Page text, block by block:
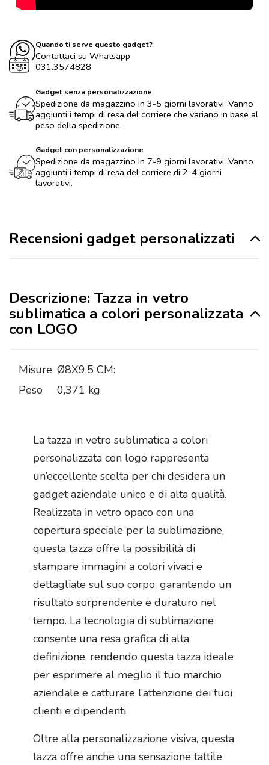
Quando ti serve questo gadget?
Contattaci su Whatsapp
031.3574828
Gadget senza personalizzazione
Spedizione da magazzino in 3-5 giorni lavorativi. Vanno
aggiunti i tempi di resa del corriere che variano in base al
peso della spedizione.
Gadget con personalizzazione
Spedizione da magazzino in 7-9 giorni lavorativi. Vanno
aggiunti i tempi di resa del corriere di 2-4 giorni
lavorativi.
Recensioni gadget personalizzati
Descrizione: Tazza in vetro
sublimatica a colori personalizzata
con LOGO
Misure Ø8X9,5 CM:
Peso
0,371 kg
La tazza in vetro sublimatica a colori
personalizzata con logo rappresenta
un’eccellente scelta per chi desidera un
gadget aziendale unico e di alta qualità.
Realizzata in vetro opaco con una
copertura speciale per la sublimazione,
questa tazza offre la possibilità di
stampare immagini a colori vivaci e
dettagliate sul suo corpo, garantendo un
risultato sorprendente e duraturo nel
tempo. La tecnologia di sublimazione
consente una resa grafica di alta
definizione, rendendo questa tazza ideale
per esprimere al meglio il tuo marchio
aziendale e catturare l’attenzione dei tuoi
clienti e dipendenti.
Oltre alla personalizzazione visiva, questa
tazza offre anche una sensazione tattile